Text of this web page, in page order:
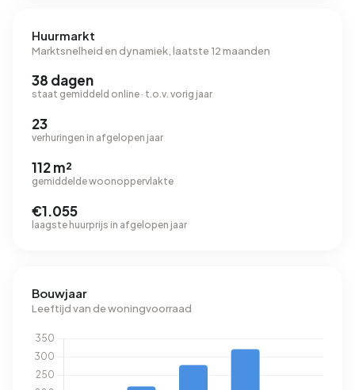
Huurmarkt
Marktsnelheid en dynamiek, laatste 12 maanden
38 dagen
staat gemiddeld online · t.o.v. vorig jaar
23
verhuringen in afgelopen jaar
112 m²
gemiddelde woonoppervlakte
€1.055
laagste huurprijs in afgelopen jaar
Bouwjaar
Leeftijd van de woningvoorraad